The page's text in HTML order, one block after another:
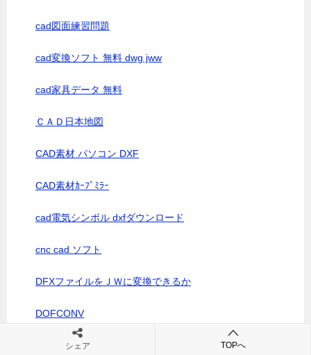
cad図面練習問題
cad変換ソフト 無料 dwg jww
cad家具データ 無料
ＣＡＤ日本地図
CAD素材 パソコン DXF
CAD素材ｶｰﾌﾞﾐﾗｰ
cad電気シンボル dxfダウンロード
cnc cad ソフト
DFXファイルをＪＷに変換できるか
DOFCONV
dwg jwwで開く
シェア TOPへ